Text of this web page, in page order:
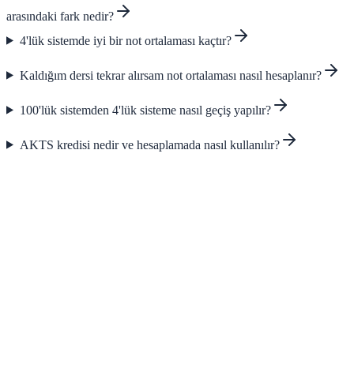
arasındaki fark nedir?
4'lük sistemde iyi bir not ortalaması kaçtır?
Kaldığım dersi tekrar alırsam not ortalaması nasıl hesaplanır?
100'lük sistemden 4'lük sisteme nasıl geçiş yapılır?
AKTS kredisi nedir ve hesaplamada nasıl kullanılır?